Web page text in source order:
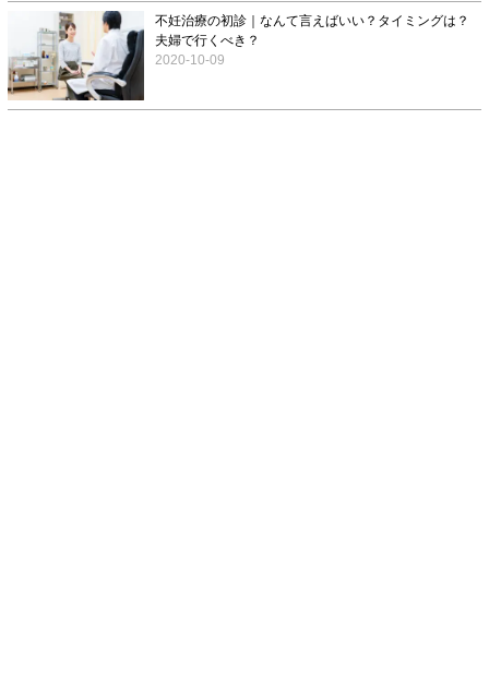
不妊治療の初診｜なんて言えばいい？タイミングは？
夫婦で行くべき？
2020-10-09